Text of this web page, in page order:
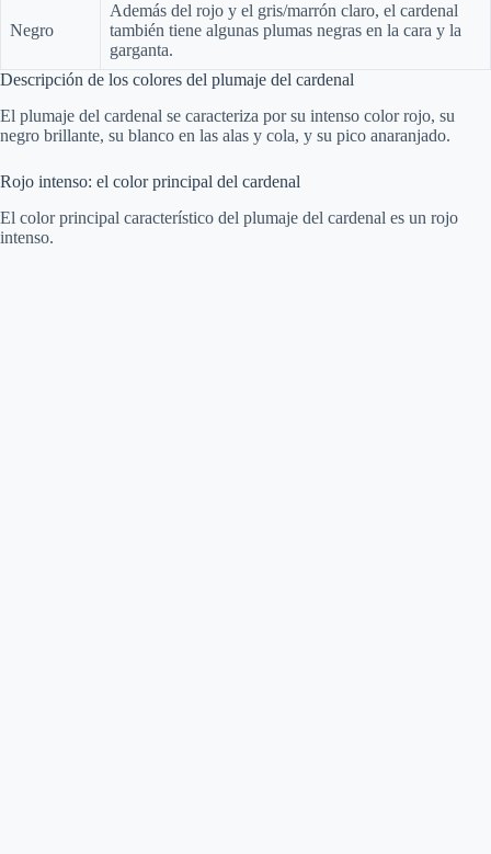
Negro
Además del rojo y el gris/marrón claro, el cardenal
también tiene algunas plumas negras en la cara y la
garganta.
Descripción de los colores del plumaje del cardenal
El plumaje del cardenal se caracteriza por su intenso color rojo, su
negro brillante, su blanco en las alas y cola, y su pico anaranjado.
Rojo intenso: el color principal del cardenal
El color principal característico del plumaje del cardenal es un rojo
intenso.